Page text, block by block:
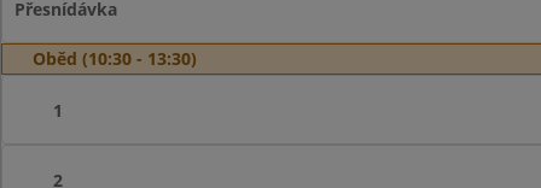
Přesnídávka
Oběd (10:30 - 13:30)
1
2